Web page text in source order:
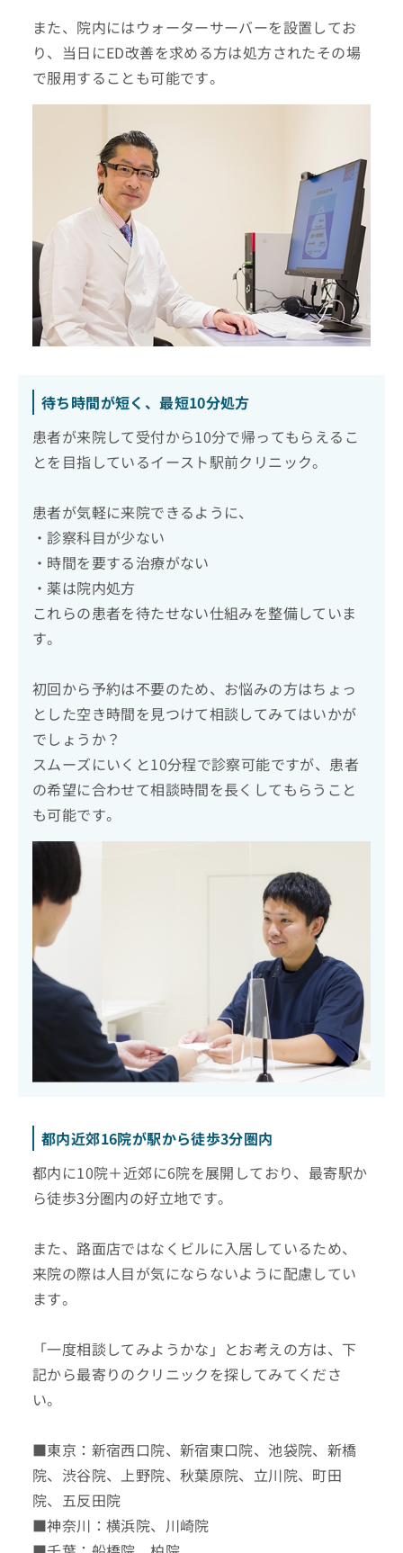
また、院内にはウォーターサーバーを設置してお
り、当日にED改善を求める方は処方されたその場
で服用することも可能です。
待ち時間が短く、最短10分処方
患者が来院して受付から10分で帰ってもらえるこ
とを目指しているイースト駅前クリニック。
患者が気軽に来院できるように、
・診察科目が少ない
・時間を要する治療がない
・薬は院内処方
これらの患者を待たせない仕組みを整備していま
す。
初回から予約は不要のため、お悩みの方はちょっ
とした空き時間を見つけて相談してみてはいかが
でしょうか？
スムーズにいくと10分程で診察可能ですが、患者
の希望に合わせて相談時間を長くしてもらうこと
も可能です。
都内近郊16院が駅から徒歩3分圏内
都内に10院＋近郊に6院を展開しており、最寄駅か
ら徒歩3分圏内の好立地です。
また、路面店ではなくビルに入居しているため、
来院の際は人目が気にならないように配慮してい
ます。
「一度相談してみようかな」とお考えの方は、下
記から最寄りのクリニックを探してみてくださ
い。
■東京：新宿西口院、新宿東口院、池袋院、新橋
院、渋谷院、上野院、秋葉原院、立川院、町田
院、五反田院
■神奈川：横浜院、川崎院